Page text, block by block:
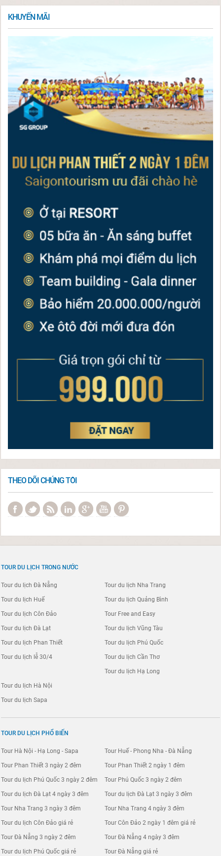
KHUYẾN MÃI
THEO DÕI CHÚNG TÔI
TOUR DU LỊCH TRONG NƯỚC
Tour du lịch Đà Nẵng
Tour du lịch Huế
Tour du lịch Côn Đảo
Tour du lịch Nha Trang
Tour du lịch Quảng Bình
Tour Free and Easy
Tour du lịch Đà Lạt
Tour du lịch Phan Thiết
Tour du lịch lễ 30/4
Tour du lịch Vũng Tàu
Tour du lịch Phú Quốc
Tour du lịch Cần Thơ
Tour du lịch Hạ Long
Tour du lịch Hà Nội
Tour du lịch Sapa
TOUR DU LỊCH PHỔ BIẾN
Tour Hà Nội - Hạ Long - Sapa Tour Huế - Phong Nha - Đà Nẵng
Tour Phan Thiết 3 ngày 2 đêm Tour Phan Thiết 2 ngày 1 đêm
Tour du lịch Phú Quốc 3 ngày 2 đêm Tour Phú Quốc 3 ngày 2 đêm
Tour du lịch Đà Lạt 4 ngày 3 đêm Tour du lịch Đà Lạt 3 ngày 3 đêm
Tour Nha Trang 3 ngày 3 đêm Tour Nha Trang 4 ngày 3 đêm
Tour du lịch Côn Đảo giá rẻ Tour Côn Đảo 2 ngày 1 đêm giá rẻ
Tour Đà Nẵng 3 ngày 2 đêm Tour Đà Nẵng 4 ngày 3 đêm
Tour du lịch Phú Quốc giá rẻ Tour Đà Nẵng giá rẻ